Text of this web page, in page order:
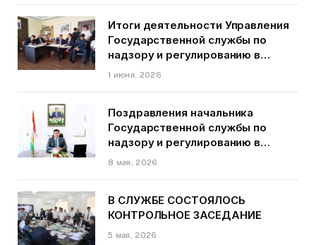
Итоги деятельности Управления
Государственной службы по
надзору и регулированию в
области транспорта ГБАО в
1 июня, 2026
Поздравления начальника
Государственной службы по
надзору и регулированию в
области транспорта Курбонзода
8 мая, 2026
В СЛУЖБЕ СОСТОЯЛОСЬ
КОНТРОЛЬНОЕ ЗАСЕДАНИЕ
5 мая, 2026